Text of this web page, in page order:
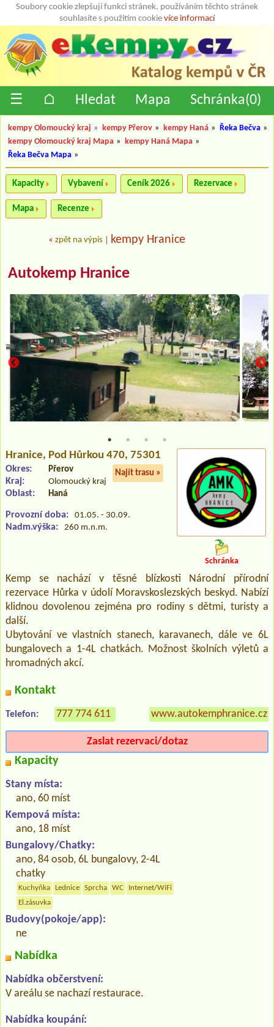
Soubory cookie zlepšují funkci stránek, používáním těchto stránek
souhlasíte s použitím cookie více informací
☰ ⌂ Hledat Mapa Schránka(0)
kempy Olomoucký kraj » kempy Přerov » kempy Haná » Řeka Bečva »
kempy Olomoucký kraj Mapa » kempy Haná Mapa »
Řeka Bečva Mapa »
Kapacity Vybavení Ceník 2026 Rezervace
Mapa Recenze
« zpět na výpis kempy Hranice
Autokemp Hranice
Hranice, Pod Hůrkou 470, 75301
Najít trasu »
Okres: Přerov
Kraj: Olomoucký kraj
Oblast: Haná
Provozní doba: 01.05. - 30.09.
Nadm.výška: 260 m.n.m.
Schránka
Kemp se nachází v těsné blízkosti Národní přírodní
rezervace Hůrka v údolí Moravskoslezských beskyd. Nabízí
klidnou dovolenou zejména pro rodiny s dětmi, turisty a
další.
Ubytování ve vlastních stanech, karavanech, dále ve 6L
bungalovech a 1-4L chatkách. Možnost školních výletů a
hromadných akcí.
Kontakt
Telefon: 777 774 611 www.autokemphranice.cz
Zaslat rezervaci/dotaz
Kapacity
Stany místa:
ano, 60 míst
Kempová místa:
ano, 18 míst
Bungalovy/Chatky:
ano, 84 osob, 6L bungalovy, 2-4L
chatky
Kuchyňka Lednice Sprcha WC
Internet/WiFi
El.zásuvka
Budovy(pokoje/app):
ne
Nabídka
Nabídka občerstvení:
V areálu se nachazí restaurace.
Nabídka koupání: